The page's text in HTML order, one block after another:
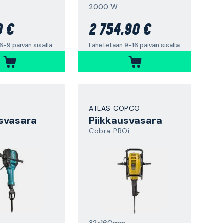
€
9 päivän sisällä
2000 W
2 754,90 €
Lähetetään 9-16 päivän sisällä
ATLAS COPCO
Piikkausvasara
Cobra PROi